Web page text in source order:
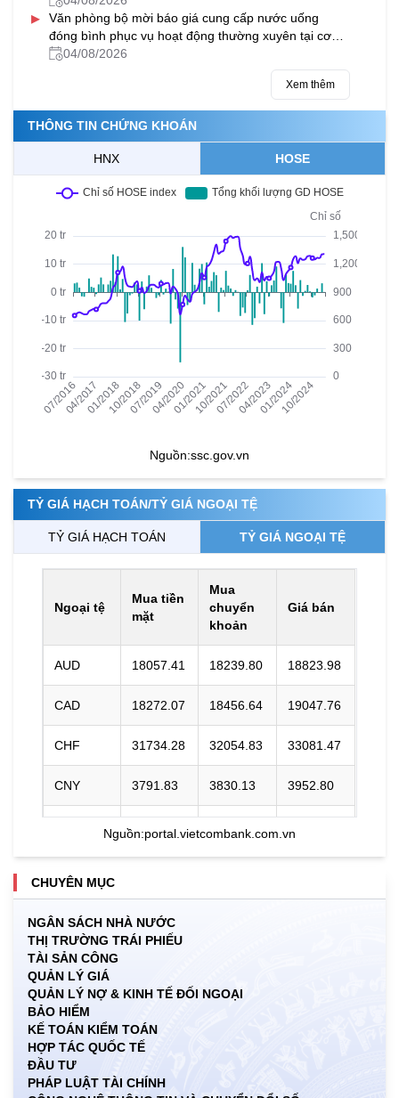
▸
Văn phòng bộ mời báo giá cung cấp nước uống
đóng bình phục vụ hoạt động thường xuyên tại cơ
quan Bộ Tài chính tại trụ sở số 28 Trần Hưng Đạo
04/08/2026
Xem thêm
THÔNG TIN CHỨNG KHOÁN
HNX HOSE
Nguồn:ssc.gov.vn
TỶ GIÁ HẠCH TOÁN/TỶ GIÁ NGOẠI TỆ
TỶ GIÁ HẠCH TOÁN TỶ GIÁ NGOẠI TỆ
Ngoại tệ
Mua tiền
mặt
Mua
chuyển
khoản
Giá bán
AUD 18057.41 18239.80 18823.98
CAD 18272.07 18456.64 19047.76
CHF 31734.28 32054.83 33081.47
CNY 3791.83 3830.13 3952.80
HKD 3253.47
JPY 160.73
KRW
Nguồn:portal.vietcombank.com.vn
CHUYÊN MỤC
NGÂN SÁCH NHÀ NƯỚC
THỊ TRƯỜNG TRÁI PHIẾU
TÀI SẢN CÔNG
QUẢN LÝ GIÁ
QUẢN LÝ NỢ & KINH TẾ ĐỐI NGOẠI
BẢO HIỂM
KẾ TOÁN KIỂM TOÁN
HỢP TÁC QUỐC TẾ
ĐẦU TƯ
PHÁP LUẬT TÀI CHÍNH